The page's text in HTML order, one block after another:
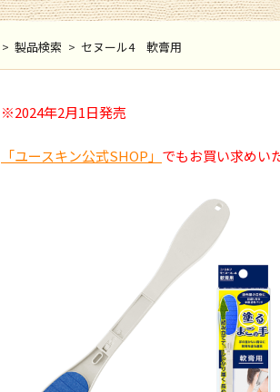
> 製品検索 > セヌール4 軟膏用
※2024年2月1日発売
「ユースキン公式SHOP」 でもお買い求めい